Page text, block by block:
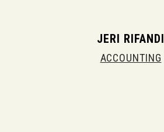
JERI RIFANDI
ACCOUNTING